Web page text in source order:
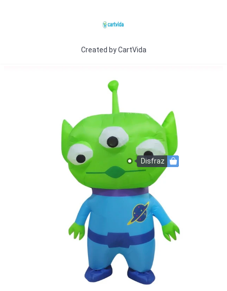
Created byCartVida
Disfraz